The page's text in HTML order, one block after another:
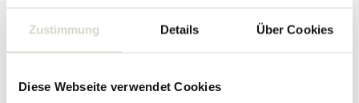
Zustimmung Details Über Cookies
Diese Webseite verwendet Cookies
Sonstiges: maximal 40 kg. Altersempfehlung ab 12 Monaten